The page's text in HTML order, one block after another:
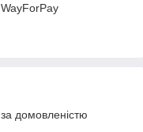
домовленістю